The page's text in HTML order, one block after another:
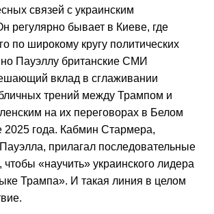
связей с украинским
регулярно бывает в Киеве, где
по широкому кругу политических
Пауэллу британские СМИ
вклад в сглаживании
трений между Трампом и
на их переговорах в Белом
года. Кабмин Стармера,
прилагал последовательные
чтобы «научить» украинского лидера
Трампа». И такая линия в целом